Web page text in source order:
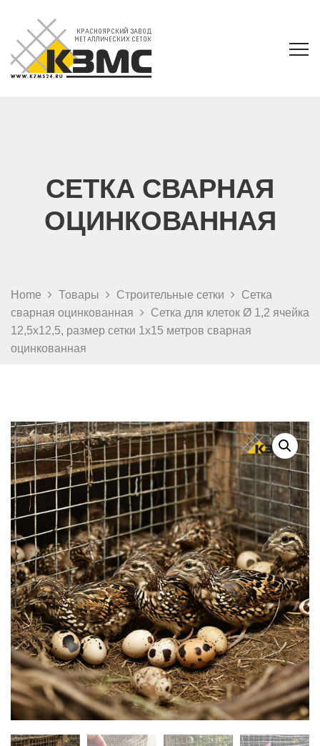
СЕТКА СВАРНАЯ
ОЦИНКОВАННАЯ
Home Товары Строительные сетки
Сетка
сварная оцинкованная
Сетка для клеток Ø 1,2 ячейка
12,5х12,5, размер сетки 1х15 метров сварная
оцинкованная